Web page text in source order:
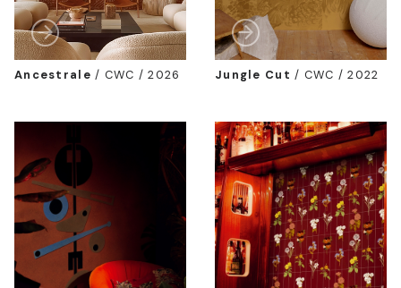
Ancestrale / CWC / 2026 Jungle Cut / CWC / 2022